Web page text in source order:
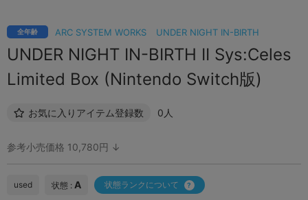
ARC SYSTEM WORKS UNDER NIGHT IN-BIRTH
全年齢
UNDER NIGHT IN-BIRTH II Sys:Celes
Limited Box (Nintendo Switch版)
お気に入りアイテム登録数 0人
参考小売価格 10,780円 ↓
used 状態 : A 状態ランクについて